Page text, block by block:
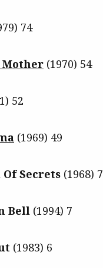
74
(1970) 54
52
(1969) 49
Secrets (1968) 7
Bell (1994) 7
(1983) 6